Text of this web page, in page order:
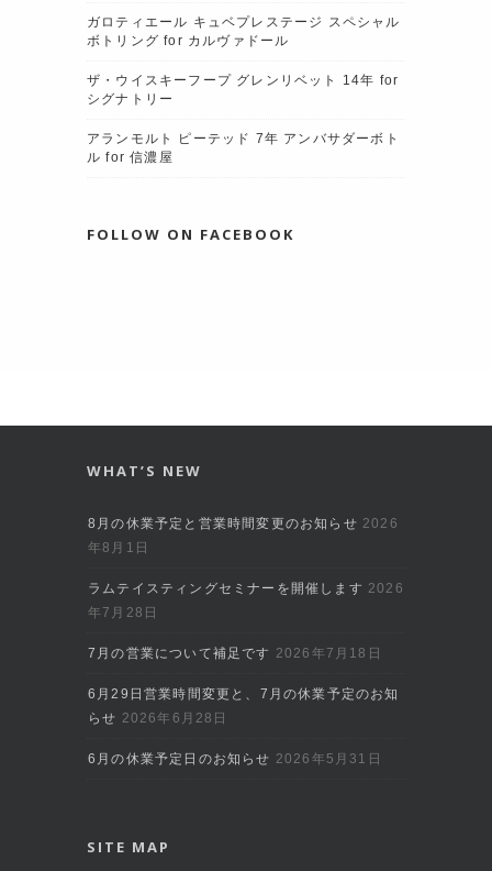
ガロティエール キュベプレステージ スペシャル
ボトリング for カルヴァドール
ザ・ウイスキーフープ グレンリベット 14年 for
シグナトリー
アランモルト ピーテッド 7年 アンバサダーボト
ル for 信濃屋
FOLLOW ON FACEBOOK
WHAT’S NEW
8月の休業予定と営業時間変更のお知らせ 2026
年8月1日
ラムテイスティングセミナーを開催します 2026
年7月28日
7月の営業について補足です 2026年7月18日
6月29日営業時間変更と、7月の休業予定のお知
らせ 2026年6月28日
6月の休業予定日のお知らせ 2026年5月31日
SITE MAP